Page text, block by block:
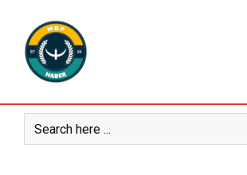
content